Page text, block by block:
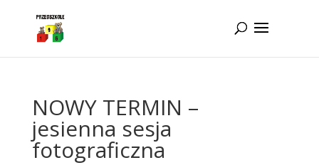
NOWY TERMIN –
jesienna sesja
fotograficzna